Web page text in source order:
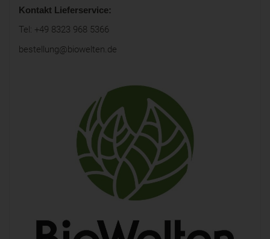
Kontakt Lieferservice:
Tel: +49 8323 968 5366
bestellung@biowelten.de